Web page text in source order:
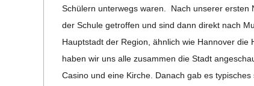
D
Schü­lern unter­wegs waren. Nach unse­rer ers­ten
der Schule getrof­fen und sind dann direkt nach
Haupt­stadt der Region, ähn­lich wie Han­no­ver die
haben wir uns alle zusam­men die Stadt
Casino und eine Kir­che. Danach gab es